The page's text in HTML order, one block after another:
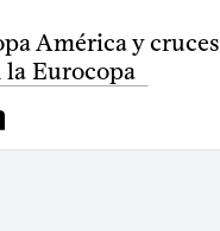
América y cruces
la Eurocopa